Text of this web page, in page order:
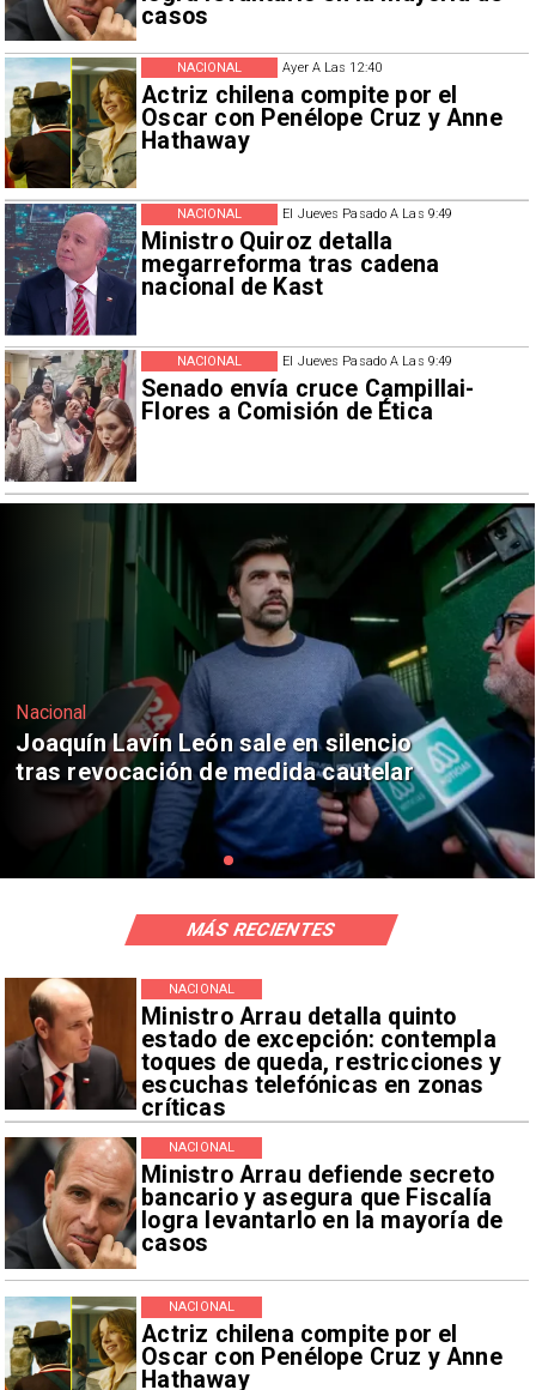
casos
Ayer A Las 12:40
Actriz chilena compite por el
Oscar con Penélope Cruz y Anne
Hathaway
NACIONAL
El Jueves Pasado A Las 9:49
Ministro Quiroz detalla
megarreforma tras cadena
nacional de Kast
NACIONAL
El Jueves Pasado A Las 9:49
Senado envía cruce Campillai-
Flores a Comisión de Ética
NACIONAL
Nacional
Chile y Venezuela formalizan reinicio
de relaciones consulares
Ministro Arrau detalla quinto
estado de excepción: contempla
toques de queda, restricciones y
escuchas telefónicas en zonas
críticas
NACIONAL
Ministro Arrau defiende secreto
bancario y asegura que Fiscalía
logra levantarlo en la mayoría de
casos
NACIONAL
Actriz chilena compite por el
Oscar con Penélope Cruz y Anne
Hathaway
NACIONAL
MÁS RECIENTES